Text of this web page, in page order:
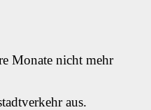
Monate nicht mehr
aus.